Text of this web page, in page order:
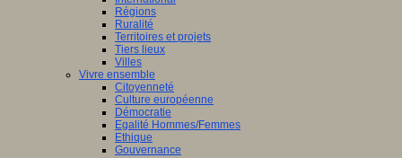
Régions
Ruralité
Territoires et projets
Tiers lieux
Villes
Vivre ensemble
Citoyenneté
Culture européenne
Démocratie
Egalité Hommes/Femmes
Ethique
Gouvernance